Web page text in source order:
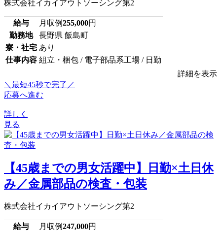
株式会社イカイアウトソーシング第2
給与 月収例255,000円
勤務地
長野県 飯島町
寮・社宅 あり
仕事内容 組立・梱包 / 電子部品系工場 / 日勤
詳細を表示
＼最短45秒で完了／
応募へ進む
詳しく
見る
【45歳までの男女活躍中】日勤×土日休
み／金属部品の検査・包装
株式会社イカイアウトソーシング第2
給与 月収例247,000円